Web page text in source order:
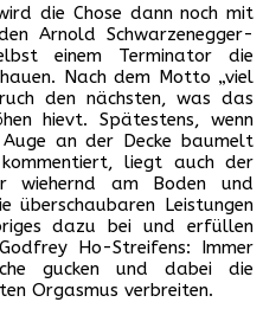
die Chose dann noch mit
Arnold Schwarzenegger-
einem Terminator die
Nach dem Motto „viel
den nächsten, was das
hievt. Spätestens, wenn
an der Decke baumelt
liegt auch der
wiehernd am Boden und
überschaubaren Leistungen
dazu bei und erfüllen
Ho-Streifens: Immer
gucken und dabei die
Orgasmus verbreiten.